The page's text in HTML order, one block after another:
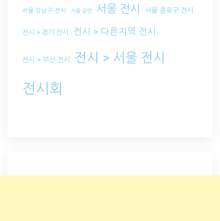
서울 강남구 전시 서울 공연 서울 전시 서울 종로구 전시
전시 > 경기 전시 전시 > 다른지역 전시
전시 > 부산 전시 전시 > 서울 전시
전시회